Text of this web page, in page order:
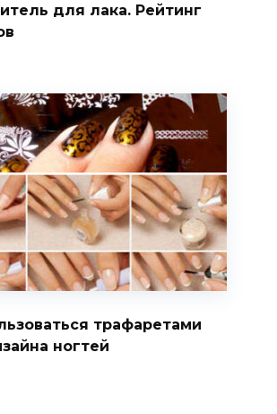
для лака. Рейтинг
трафаретами
ногтей